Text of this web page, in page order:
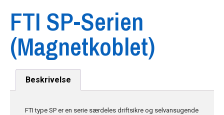
FTI SP-Serien
(magnetkoblet)
Beskrivelse
FTI type SP er en serie særdeles driftsikre og selvansugende